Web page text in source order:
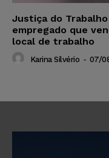
Justiça do
empregado que
local de trabalho
Karina Silvério - 07/